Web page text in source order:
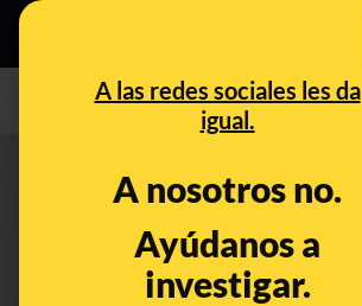
A las redes sociales les da
igual.
A nosotros no.
Ayúdanos a
investigar.